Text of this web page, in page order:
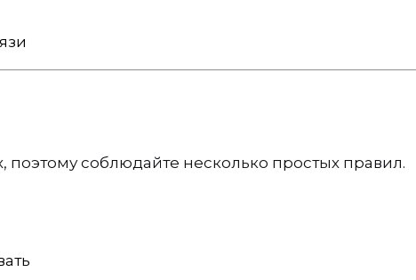
соблюдайте несколько простых правил.